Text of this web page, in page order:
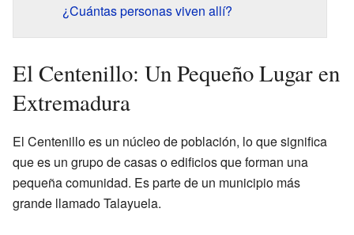
¿Cuántas personas viven allí?
El Centenillo: Un Pequeño Lugar en
Extremadura
El Centenillo es un núcleo de población, lo que significa
que es un grupo de casas o edificios que forman una
pequeña comunidad. Es parte de un municipio más
grande llamado Talayuela.